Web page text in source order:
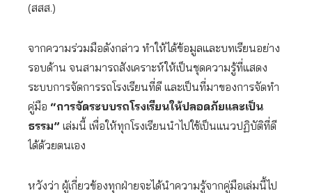
(สสส.)
จากความร่วมมือดังกล่าว ทำให้ได้ข้อมูลและบทเรียนอย่าง
รอบด้าน จนสามารถสังเคราะห์ให้เป็นชุดความรู้ที่แสดง
ระบบการจัดการรถโรงเรียนที่ดี และเป็นที่มาของการจัดทำ
คู่มือ “การจัดระบบรถโรงเรียนให้ปลอดภัยและเป็น
ธรรม” เล่มนี้ เพื่อให้ทุกโรงเรียนนำไปใช้เป็นแนวปฏิบัติที่ดี
ได้ด้วยตนเอง
หวังว่า ผู้เกี่ยวข้องทุกฝ่ายจะได้นำความรู้จากคู่มือเล่มนี้ไป